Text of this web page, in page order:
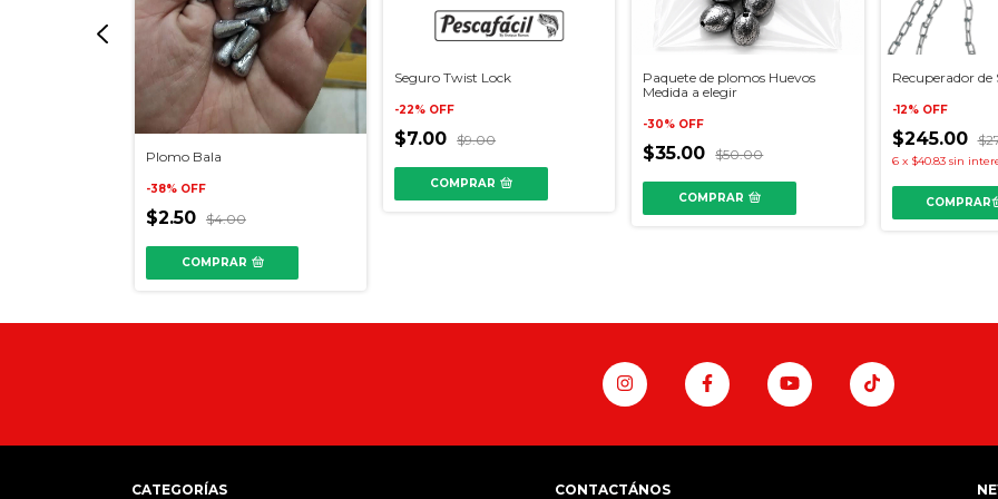
Plomo Bala
-38% OFF
$2.50 $4.00
COMPRAR
Seguro Twist Lock
-22% OFF
$7.00 $9.00
COMPRAR
Paquete de plomos Huevos
Medida a elegir
-30% OFF
$35.00 $50.00
COMPRAR
Recuperador de
-12% OFF
$245.00
6 x $40.83 sin
CATEGORÍAS CONTACTÁNOS